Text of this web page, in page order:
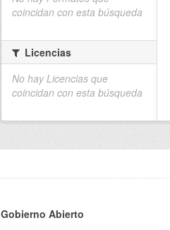
coincidan con esta búsqueda
Licencias
No hay Licencias que
coincidan con esta búsqueda
Gobierno Abierto